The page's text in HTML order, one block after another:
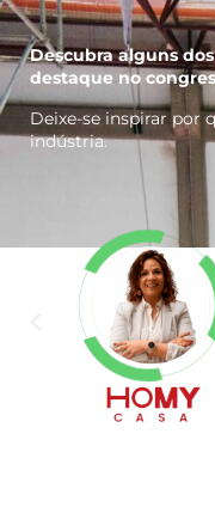
Descubra alguns
destaque no
Deixe-se inspirar por
indústria.